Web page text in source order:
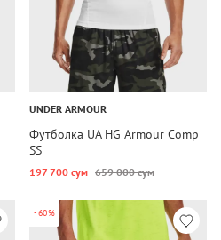
UNDER ARMOUR
Футболка UA HG Armour Comp
SS
197 700 сум 659 000 сум
-60%